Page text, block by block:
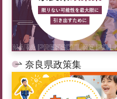
奈良県政策集